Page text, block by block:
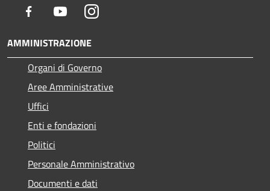
Facebook YoutubeInstagram
AMMINISTRAZIONE
Organi di Governo
Aree Amministrative
Uffici
Enti e fondazioni
Politici
Personale Amministrativo
Documenti e dati